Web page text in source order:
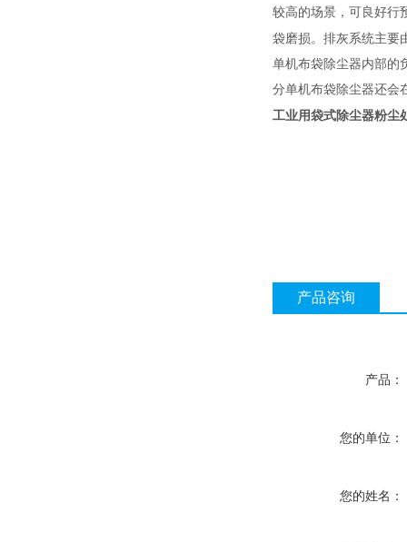
较高的场景，可良好行
袋磨损。排灰系统主要
单机布袋除尘器内部的
分单机布袋除尘器还会
工业用袋式除尘器粉尘
产品咨询
产品：
您的单位：
您的姓名：